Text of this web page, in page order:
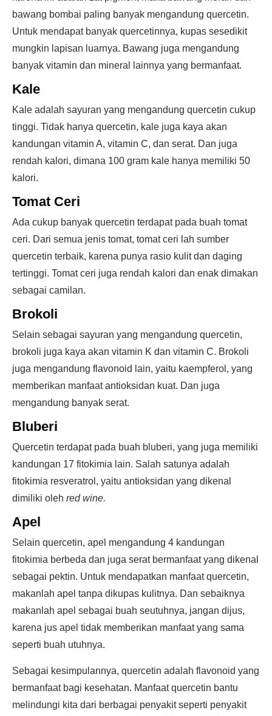
bawang bombai paling banyak mengandung quercetin.
Untuk mendapat banyak quercetinnya, kupas sesedikit
mungkin lapisan luarnya. Bawang juga mengandung
banyak vitamin dan mineral lainnya yang bermanfaat.
Kale
Kale adalah sayuran yang mengandung quercetin cukup
tinggi. Tidak hanya quercetin, kale juga kaya akan
kandungan vitamin A, vitamin C, dan serat. Dan juga
rendah kalori, dimana 100 gram kale hanya memiliki 50
kalori.
Tomat Ceri
Ada cukup banyak quercetin terdapat pada buah tomat
ceri. Dari semua jenis tomat, tomat ceri lah sumber
quercetin terbaik, karena punya rasio kulit dan daging
tertinggi. Tomat ceri juga rendah kalori dan enak dimakan
sebagai camilan.
Brokoli
Selain sebagai sayuran yang mengandung quercetin,
brokoli juga kaya akan vitamin K dan vitamin C. Brokoli
juga mengandung flavonoid lain, yaitu kaempferol, yang
memberikan manfaat antioksidan kuat. Dan juga
mengandung banyak serat.
Bluberi
Quercetin terdapat pada buah bluberi, yang juga memiliki
kandungan 17 fitokimia lain. Salah satunya adalah
fitokimia resveratrol, yaitu antioksidan yang dikenal
dimiliki oleh red wine.
Apel
Selain quercetin, apel mengandung 4 kandungan
fitokimia berbeda dan juga serat bermanfaat yang dikenal
sebagai pektin. Untuk mendapatkan manfaat quercetin,
makanlah apel tanpa dikupas kulitnya. Dan sebaiknya
makanlah apel sebagai buah seutuhnya, jangan dijus,
karena jus apel tidak memberikan manfaat yang sama
seperti buah utuhnya.
Sebagai kesimpulannya, quercetin adalah flavonoid yang
bermanfaat bagi kesehatan. Manfaat quercetin bantu
melindungi kita dari berbagai penyakit seperti penyakit